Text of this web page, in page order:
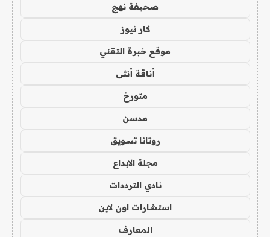
صحيفة نهج
كار نيوز
موقع خبرة التقني
أناقة أنثى
متورخ
مدسن
روتانا تسويق
مجلة الابداع
نادي الترددات
استشارات اون لاين
المعارف